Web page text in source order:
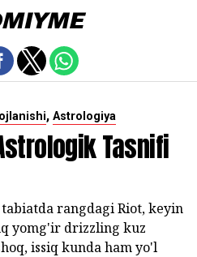
, Astrologiya
Tasnifi
rangdagi Riot, keyin
yomg'ir drizzling kuz
issiq kunda ham yo'l